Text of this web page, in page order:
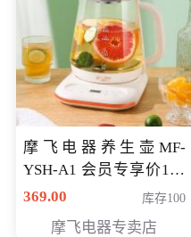
摩飞电器养生壶MF-
YSH-A1 会员专享价198
元
369.00 库存100
摩飞电器专卖店